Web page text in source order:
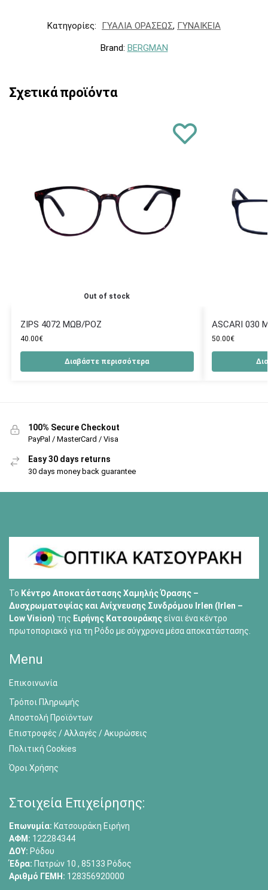
Κατηγορίες: ΓΥΑΛΙΑ ΟΡΑΣΕΩΣ, ΓΥΝΑΙΚΕΙΑ
Brand: BERGMAN
Σχετικά προϊόντα
Out of stock
ZIPS 4072 ΜΩΒ/ΡΟΖ
40.00€
Διαβάστε περισσότερα
ASCARI 030
50.00€
100% Secure Checkout
PayPal / MasterCard / Visa
Easy 30 days returns
30 days money back guarantee
Το Κέντρο Αποκατάστασης Χαμηλής Όρασης –
Δυσχρωματοψίας και Ανίχνευσης Συνδρόμου Irlen (Irlen –
Low Vision) της Ειρήνης Κατσουράκηςείναι ένα κέντρο
πρωτοποριακό για τη Ρόδο με σύγχρονα μέσα αποκατάστασης.
Menu
Επικοινωνία
Τρόποι Πληρωμής
Αποστολή Προϊόντων
Επιστροφές / Αλλαγές / Ακυρώσεις
Πολιτική Cookies
Όροι Χρήσης
Στοιχεία Επιχείρησης:
Επωνυμία: Κατσουράκη Ειρήνη
ΑΦΜ: 122284344
ΔΟΥ: Ρόδου
Έδρα: Πατρών 10 , 85133 Ρόδος
Αριθμό ΓΕΜΗ: 128356920000